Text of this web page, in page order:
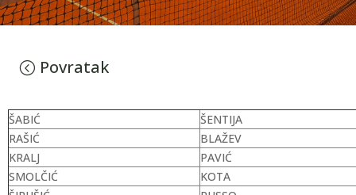
Povratak
ŠABIĆ
ŠENTIJA
RAŠIĆ
BLAŽEV
KRALJ
PAVIĆ
SMOLČIĆ
KOTA